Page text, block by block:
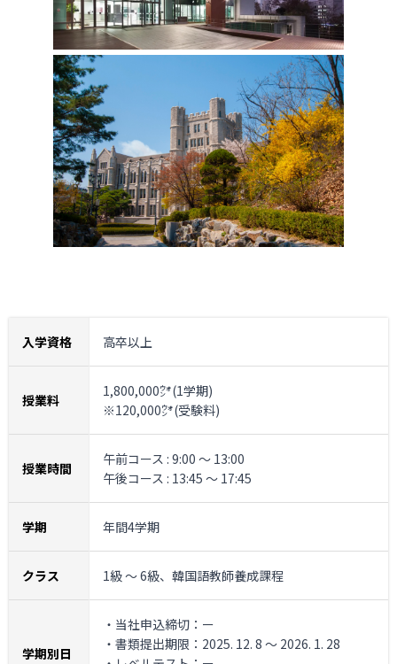
入学資格 高卒以上
授業料
1,800,000㌆(1学期)
※120,000㌆(受験料)
授業時間
午前コース : 9:00 ～ 13:00
午後コース : 13:45 ～ 17:45
学期 年間4学期
クラス 1級 ～ 6級、韓国語教師養成課程
学期別日
・当社申込締切：ー
・書類提出期限：2025. 12. 8 ～ 2026. 1. 28